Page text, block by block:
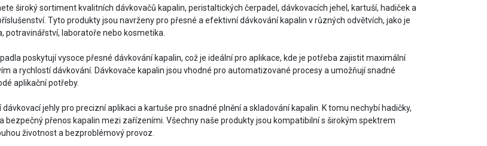
široký sortiment kvalitních dávkovačů kapalin, peristaltických čerpadel, dávkovacích jehel, kartuší, hadiček a
Tyto produkty jsou navrženy pro přesné a efektivní dávkování kapalin v různých odvětvích, jako je
potravinářství, laboratoře nebo kosmetika.
poskytují vysoce přesné dávkování kapalin, což je ideální pro aplikace, kde je potřeba zajistit maximální
a rychlostí dávkování. Dávkovače kapalin jsou vhodné pro automatizované procesy a umožňují snadné
aplikační potřeby.
jehly pro precizní aplikaci a kartuše pro snadné plnění a skladování kapalin. K tomu nechybí hadičky,
bezpečný přenos kapalin mezi zařízeními. Všechny naše produkty jsou kompatibilní s širokým spektrem
životnost a bezproblémový provoz.